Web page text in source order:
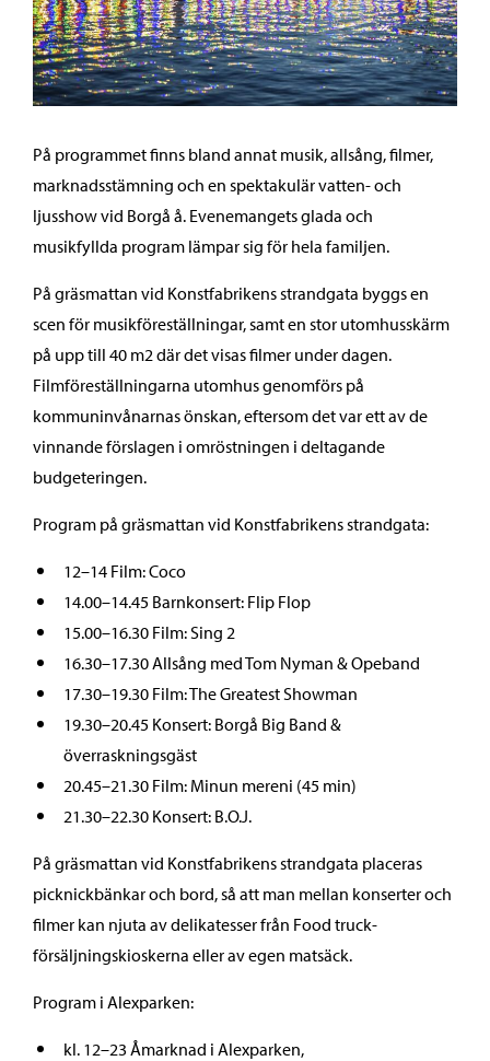
På programmet finns bland annat musik, allsång, filmer,
marknadsstämning och en spektakulär vatten- och
ljusshow vid Borgå å. Evenemangets glada och
musikfyllda program lämpar sig för hela familjen.
På gräsmattan vid Konstfabrikens strandgata byggs en
scen för musikföreställningar, samt en stor utomhusskärm
på upp till 40 m2 där det visas filmer under dagen.
Filmföreställningarna utomhus genomförs på
kommuninvånarnas önskan, eftersom det var ett av de
vinnande förslagen i omröstningen i deltagande
budgeteringen.
Program på gräsmattan vid Konstfabrikens strandgata:
12–14 Film: Coco
14.00–14.45 Barnkonsert: Flip Flop
15.00–16.30 Film: Sing 2
16.30–17.30 Allsång med Tom Nyman & Opeband
17.30–19.30 Film: The Greatest Showman
19.30–20.45 Konsert: Borgå Big Band &
överraskningsgäst
20.45–21.30 Film: Minun mereni (45 min)
21.30–22.30 Konsert: B.O.J.
På gräsmattan vid Konstfabrikens strandgata placeras
picknickbänkar och bord, så att man mellan konserter och
filmer kan njuta av delikatesser från Food truck-
försäljningskioskerna eller av egen matsäck.
Program i Alexparken:
kl. 12–23 Åmarknad i Alexparken,